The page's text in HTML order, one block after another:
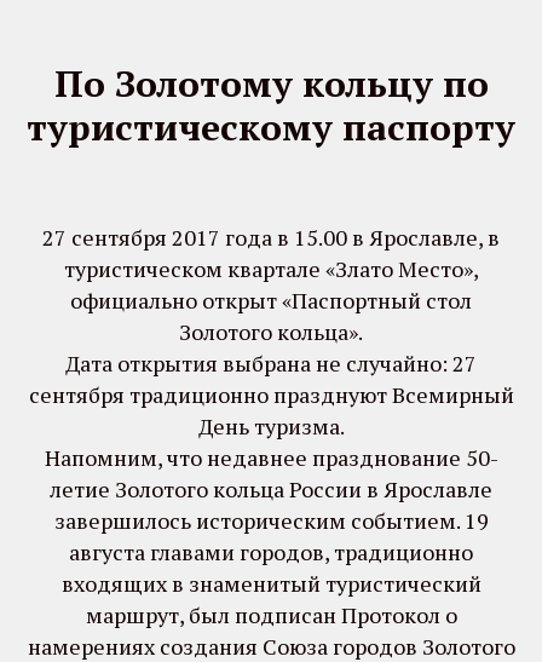
По Золотому кольцу по
туристическому паспорту
27 сентября 2017 года в 15.00 в Ярославле, в
туристическом квартале «Злато Место»,
официально открыт «Паспортный стол
Золотого кольца».
Дата открытия выбрана не случайно: 27
сентября традиционно празднуют Всемирный
День туризма.
Напомним, что недавнее празднование 50-
летие Золотого кольца России в Ярославле
завершилось историческим событием. 19
августа главами городов, традиционно
входящих в знаменитый туристический
маршрут, был подписан Протокол о
намерениях создания Союза городов Золотого